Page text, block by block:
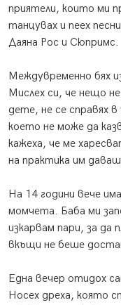
приятели, които ми
танцувах и пеех
Даяна Рос и Сюпримс.
Междувременно бях
Мислех си, че нещо
дете, не се справях
което не може да
кажеха, че ме
на практика им
На 14 години вече
момчета. Баба ми
изкарвам пари, за
вкъщи не беше
Една вечер отидох
Носех дреха, която